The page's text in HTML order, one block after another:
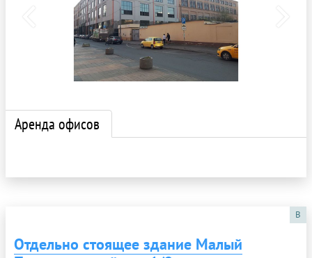
Аренда офисов
B
Отдельно стоящее здание Малый